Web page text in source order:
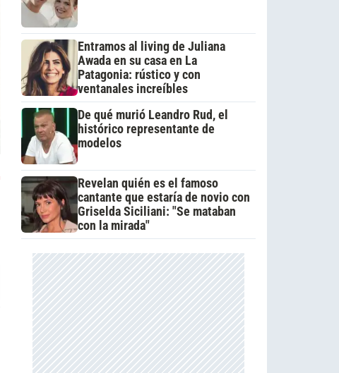
Entramos al living de Juliana
Awada en su casa en La
Patagonia: rústico y con
ventanales increíbles
De qué murió Leandro Rud, el
histórico representante de
modelos
Revelan quién es el famoso
cantante que estaría de novio con
Griselda Siciliani: "Se mataban
con la mirada"